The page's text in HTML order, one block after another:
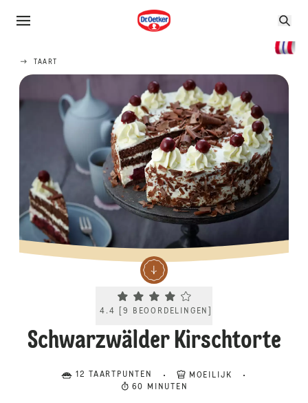
TAART
Current rating 4.4. Click to rate.
4.4 [9 BEOORDELINGEN
Schwarzwälder Kirschtorte
12 TAARTPUNTEN
MOEILIJK
60 MINUTEN